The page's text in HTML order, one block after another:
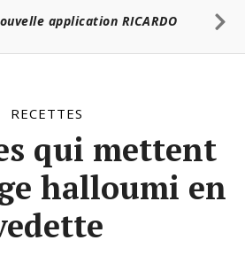
application RICARDO
RECETTES
qui mettent
halloumi en